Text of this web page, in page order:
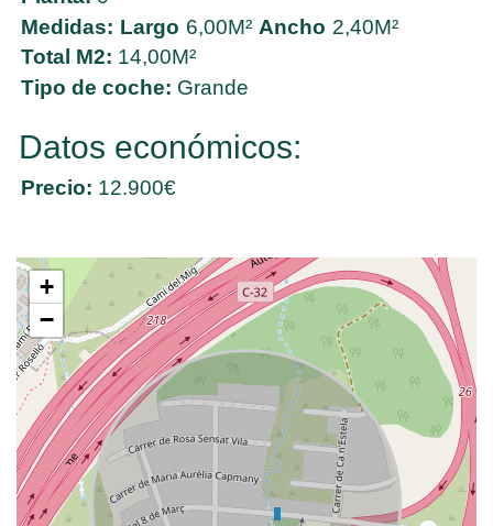
Medidas: Largo 6,00M² Ancho 2,40M²
Total M2: 14,00M²
Tipo de coche: Grande
Datos económicos:
Precio: 12.900€
+
−